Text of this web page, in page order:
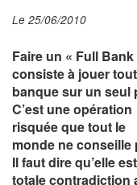
Le 25/06/2010
Faire un « Full Bank
consiste à jouer
banque sur un seul
C’est une opération
risquée que tout le
monde ne conseille
Il faut dire qu’elle
totale contradiction